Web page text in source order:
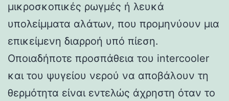
μικροσκοπικές ρωγμές ή λευκά
υπολείμματα αλάτων, που προμηνύουν μια
επικείμενη διαρροή υπό πίεση.
Οποιαδήποτε προσπάθεια του intercooler
και του ψυγείου νερού να αποβάλουν τη
θερμότητα είναι εντελώς άχρηστη όταν το